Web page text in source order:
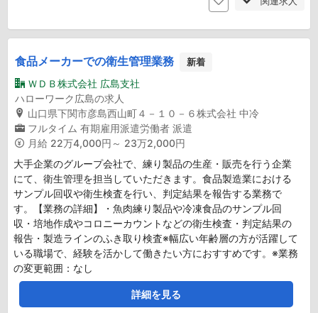
食品メーカーでの衛生管理業務 新着
ＷＤＢ株式会社 広島支社
ハローワーク広島の求人
山口県下関市彦島西山町４－１０－６株式会社 中冷
フルタイム 有期雇用派遣労働者 派遣
月給 22万4,000円～ 23万2,000円
大手企業のグループ会社で、練り製品の生産・販売を行う企業
にて、衛生管理を担当していただきます。食品製造業における
サンプル回収や衛生検査を行い、判定結果を報告する業務で
す。【業務の詳細】・魚肉練り製品や冷凍食品のサンプル回
収・培地作成やコロニーカウントなどの衛生検査・判定結果の
報告・製造ラインのふき取り検査※幅広い年齢層の方が活躍して
いる職場で、経験を活かして働きたい方におすすめです。※業務
の変更範囲：なし
詳細を見る